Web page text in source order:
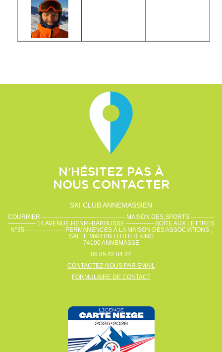
N'HÉSITEZ PAS À
NOUS CONTACTER
SKI CLUB ANNEMASSIEN
COURRIER ------------------------------------------ MAISON DES SPORTS ------------
-------------- 14 AVENUE HENRI-BARBUSSE -------------- BOÎTE AUX LETTRES
N°35 --------------------PERMANENCES À LA MAISON DES ASSOCIATIONS ,
SALLE MARTIN LUTHER KING
74100ANNEMASSE
06 85 42 04 84
CONTACTEZ-NOUS PAR EMAIL
FORMULAIRE DE CONTACT